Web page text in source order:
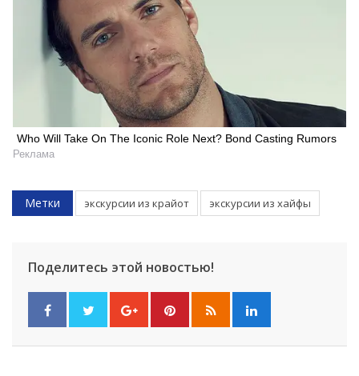
Who Will Take On The Iconic Role Next? Bond Casting Rumors
Реклама
Метки экскурсии из крайот экскурсии из хайфы
Поделитесь этой новостью!